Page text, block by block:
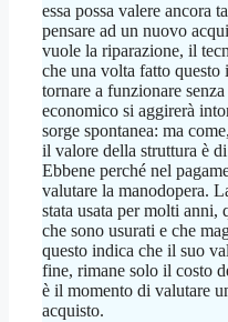
essa possa valere ancora
pensare ad un nuovo
vuole la riparazione, il
che una volta fatto
tornare a funzionare
economico si aggirerà
sorge spontanea: ma
il valore della struttura è
Ebbene perché nel
valutare la manodopera.
stata usata per molti anni,
che sono usurati e che
questo indica che il suo
fine, rimane solo il costo
è il momento di valutare
acquisto.